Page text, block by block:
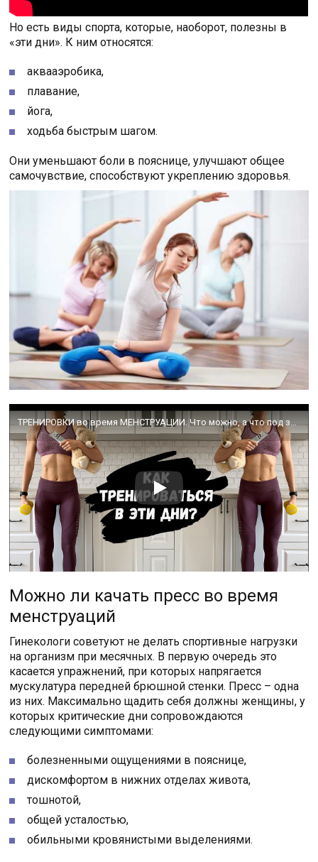
Но есть виды спорта, которые, наоборот, полезны в
«эти дни». К ним относятся:
аквааэробика,
плавание,
йога,
ходьба быстрым шагом.
Они уменьшают боли в пояснице, улучшают общее
самочувствие, способствуют укреплению здоровья.
Можно ли качать пресс во время
менструаций
Гинекологи советуют не делать спортивные нагрузки
на организм при месячных. В первую очередь это
касается упражнений, при которых напрягается
мускулатура передней брюшной стенки. Пресс – одна
из них. Максимально щадить себя должны женщины, у
которых критические дни сопровождаются
следующими симптомами:
болезненными ощущениями в пояснице,
дискомфортом в нижних отделах живота,
тошнотой,
общей усталостью,
обильными кровянистыми выделениями.